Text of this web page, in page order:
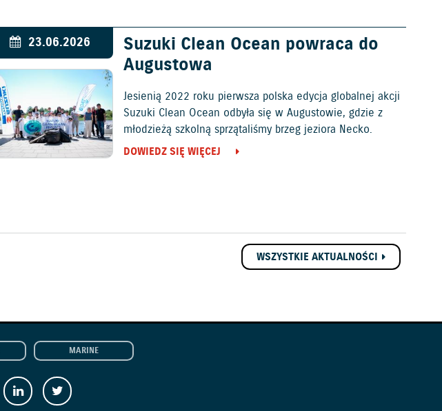
23.06.2026
Suzuki Clean Ocean powraca do
Augustowa
Jesienią 2022 roku pierwsza polska edycja globalnej akcji
Suzuki Clean Ocean odbyła się w Augustowie, gdzie z
młodzieżą szkolną sprzątaliśmy brzeg jeziora Necko.
DOWIEDZ SIĘ WIĘCEJ
WSZYSTKIE AKTUALNOŚCI
MARINE